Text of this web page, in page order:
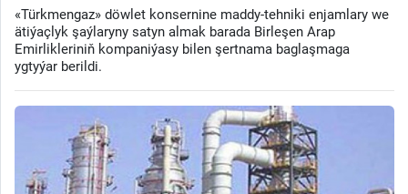
«Türkmengaz» döwlet konsernine maddy-tehniki enjamlary we
ätiýaçlyk şaýlaryny satyn almak barada Birleşen Arap
Emirlikleriniň kompaniýasy bilen şertnama baglaşmaga
ygtyýar berildi.